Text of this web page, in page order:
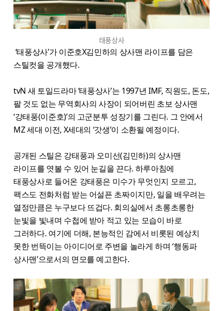
태풍상사
‘태풍상사’가 이준호X김민하의 상사맨 라이프를 담은
스틸컷을 공개했다.
tvN 새 토일드라마 ‘태풍상사’는 1997년 IMF, 직원도, 돈도,
팔 것도 없는 무역회사의 사장이 되어버린 초보 상사맨
‘강태풍(이준호)’의 고군분투 성장기를 그린다. 그 안에서
MZ 세대 이전, X세대의 ‘갓생’이 소환될 예정이다.
공개된 스틸은 강태풍과 오미선(김민하)의 상사맨
라이프를 엿볼 수 있어 눈길을 끈다. 하루아침에
태풍상사로 들어온 강태풍은 미수가 무엇인지 모르고,
팩스도 전화처럼 받는 어설픈 초짜이지만, 일을 배우려는
열정만큼은 누구보다 뜨겁다. 회의실에서 초롱초롱한
눈빛을 빛내며 수첩에 받아 적고 있는 모습이 바로
그러하다. 여기에 더해, 본능적인 감에서 비롯된 예상치
못한 번뜩이는 아이디어로 주변을 놀라게 하며 ‘행동파
상사맨’으로서의 면모를 예고한다.